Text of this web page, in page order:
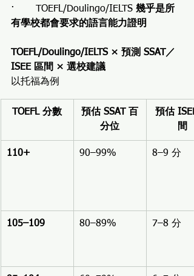
·       TOEFL/Doulingo/IELTS 幾乎是所
有學校都會要求的語言能力證明
TOEFL/Doulingo/IELTS × 預測 SSAT／
ISEE 區間 × 選校建議
以托福為例
TOEFL 分數
預估 SSAT 百
分位
預估
間
110+ 90–99% 8–9 分
105–109 80–89% 7–8 分